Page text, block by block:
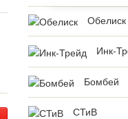
Обелиск
Инк-
Бомбей
СТиВ